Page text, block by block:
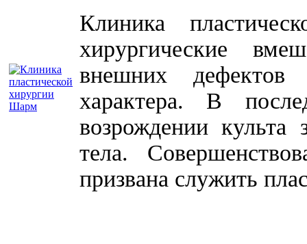
Клиника
хирургические
внешних дефектов
характера. В
возрождении культа
тела.
призвана служить